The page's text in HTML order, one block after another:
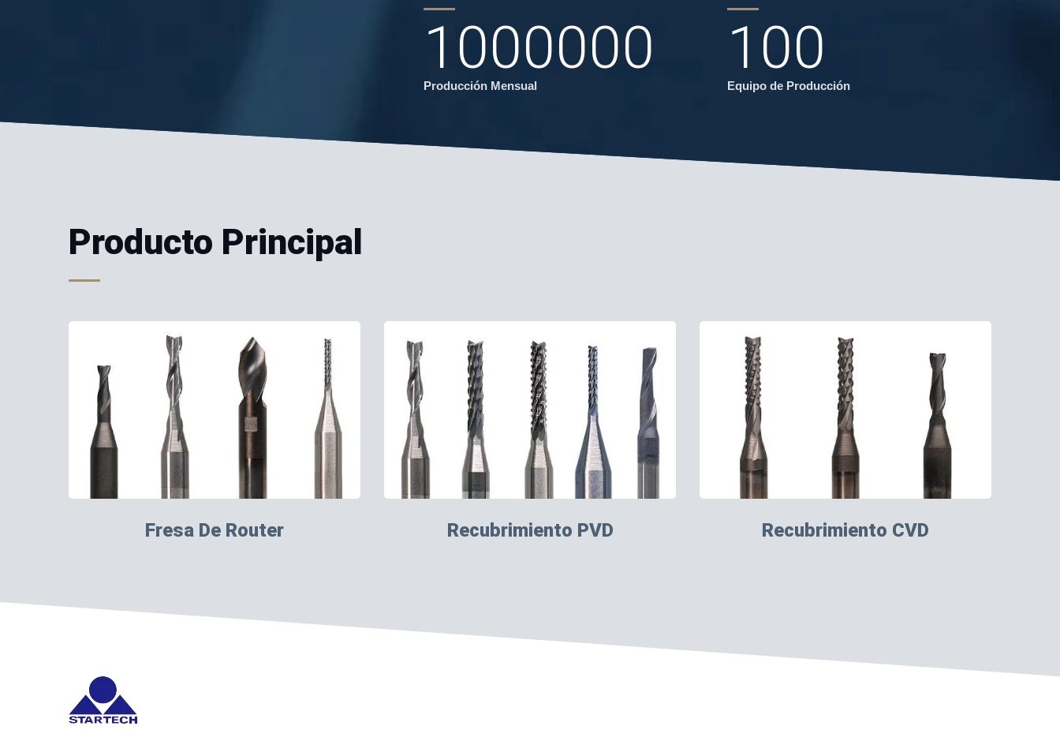
1000000
Producción Mensual
100
Equipo de Producción
Producto Principal
Fresa De Router Recubrimiento PVD Recubrimiento CVD